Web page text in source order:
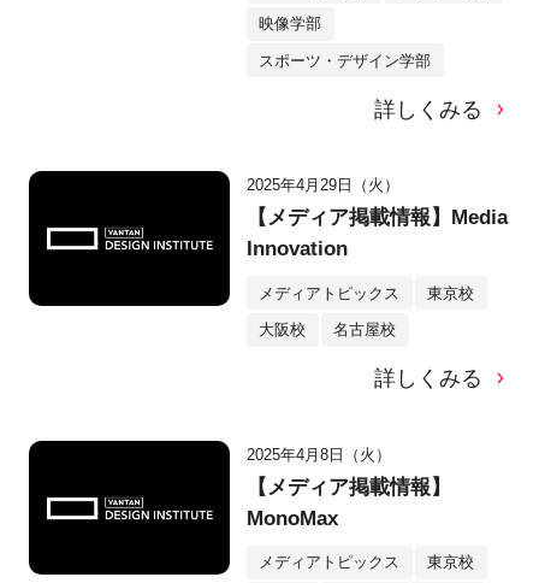
映像学部
スポーツ・デザイン学部
詳しくみる
2025年4月29日（火）
【メディア掲載情報】Media
Innovation
メディアトピックス 東京校
大阪校 名古屋校
詳しくみる
2025年4月8日（火）
【メディア掲載情報】
MonoMax
メディアトピックス 東京校